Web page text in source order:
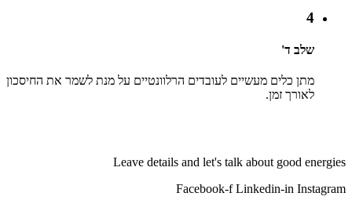
4
שלב ד'
מתן כלים מעשיים לעובדים הרלוונטיים על מנת לשמר את החיסכון
לאורך זמן.
Leave details and let's talk about good energies
Facebook-f Linkedin-in Instagram